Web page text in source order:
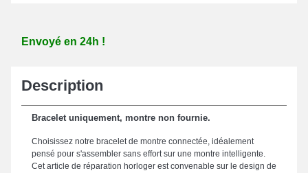
Envoyé en 24h !
Description
Bracelet uniquement, montre non fournie.
Choisissez notre bracelet de montre connectée, idéalement
pensé pour s'assembler sans effort sur une montre intelligente.
Cet article de réparation horloger est convenable sur le design de